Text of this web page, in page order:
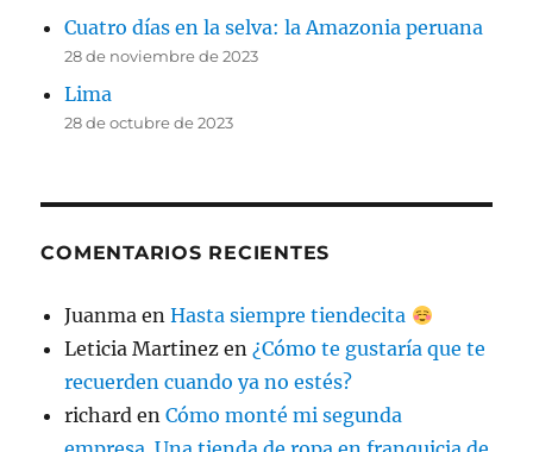
Cuatro días en la selva: la Amazonia peruana
28 de noviembre de 2023
Lima
28 de octubre de 2023
COMENTARIOS RECIENTES
Juanma enHasta siempre tiendecita
Leticia Martinez en¿Cómo te gustaría que te
recuerden cuando ya no estés?
richard enCómo monté mi segunda